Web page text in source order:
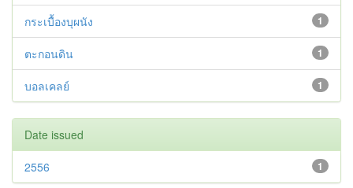
1
กระเบื้องบุผนัง
1
ตะกอนดิน
1
บอลเคลย์
Date issued
1
2556